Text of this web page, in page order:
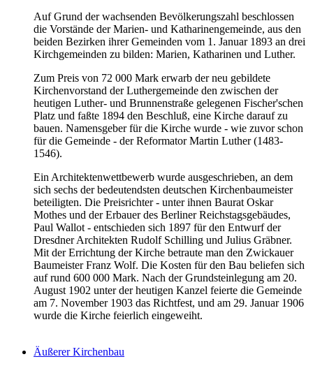
Auf Grund der wachsenden Bevölkerungszahl beschlossen
die Vorstände der Marien- und Katharinengemeinde, aus den
beiden Bezirken ihrer Gemeinden vom 1. Januar 1893 an drei
Kirchgemeinden zu bilden: Marien, Katharinen und Luther.
Zum Preis von 72 000 Mark erwarb der neu gebildete
Kirchenvorstand der Luthergemeinde den zwischen der
heutigen Luther- und Brunnenstraße gelegenen Fischer'schen
Platz und faßte 1894 den Beschluß, eine Kirche darauf zu
bauen. Namensgeber für die Kirche wurde - wie zuvor schon
für die Gemeinde - der Reformator Martin Luther (1483-
1546).
Ein Architektenwettbewerb wurde ausgeschrieben, an dem
sich sechs der bedeutendsten deutschen Kirchenbaumeister
beteiligten. Die Preisrichter - unter ihnen Baurat Oskar
Mothes und der Erbauer des Berliner Reichstagsgebäudes,
Paul Wallot - entschieden sich 1897 für den Entwurf der
Dresdner Architekten Rudolf Schilling und Julius Gräbner.
Mit der Errichtung der Kirche betraute man den Zwickauer
Baumeister Franz Wolf. Die Kosten für den Bau beliefen sich
auf rund 600 000 Mark. Nach der Grundsteinlegung am 20.
August 1902 unter der heutigen Kanzel feierte die Gemeinde
am 7. November 1903 das Richtfest, und am 29. Januar 1906
wurde die Kirche feierlich eingeweiht.
Äußerer Kirchenbau